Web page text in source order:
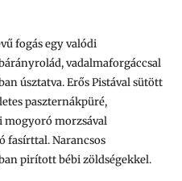
fogás egy valódi
vadalmaforgáccsal
úsztatva. Erős Pistával sütött
paszternákpüré,
morzsával
fasírttal. Narancsos
pirított bébi zöldségekkel.